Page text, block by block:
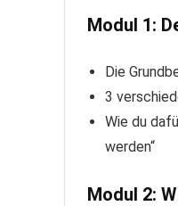
Modul 1:
Die
3
Wie du
werden“
Modul 2: